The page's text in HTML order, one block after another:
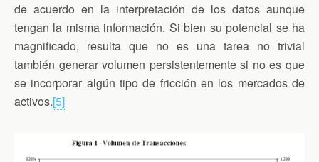
de acuerdo en la interpretación de los datos aunque
tengan la misma información. Si bien su potencial se ha
magnificado, resulta que no es una tarea no trivial
también generar volumen persistentemente si no es que
se incorporar algún tipo de fricción en los mercados de
activos.[5]